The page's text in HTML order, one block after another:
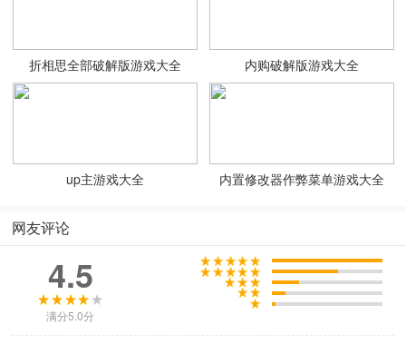
折相思全部破解版游戏大全 内购破解版游戏大全
up主游戏大全 内置修改器作弊菜单游戏大全
网友评论
4.5
满分5.0分